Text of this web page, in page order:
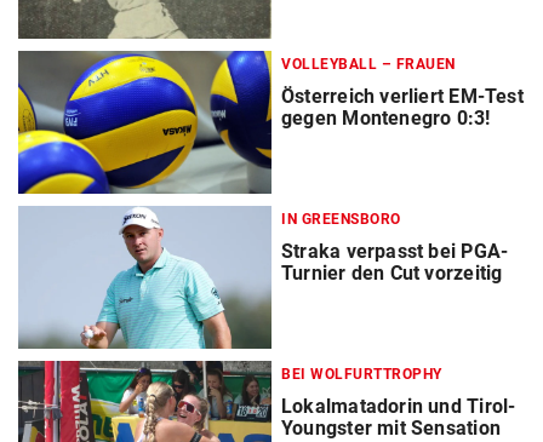
VOLLEYBALL – FRAUEN
Österreich verliert EM-Test
gegen Montenegro 0:3!
IN GREENSBORO
Straka verpasst bei PGA-
Turnier den Cut vorzeitig
BEI WOLFURTTROPHY
Lokalmatadorin und Tirol-
Youngster mit Sensation